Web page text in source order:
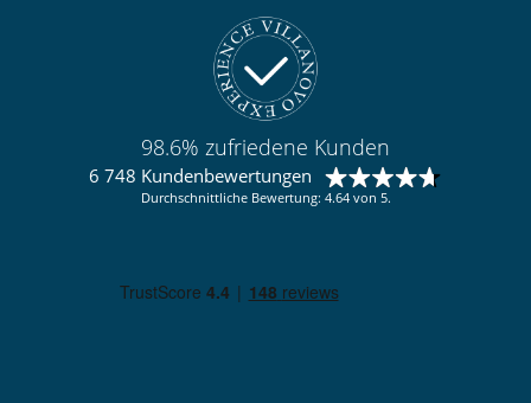
98.6% zufriedene Kunden
6 748 Kundenbewertungen
Durchschnittliche Bewertung: 4.64 von 5.